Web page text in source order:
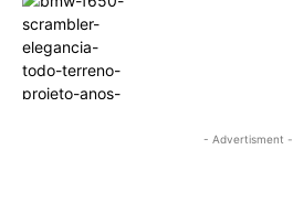
- Advertisment -